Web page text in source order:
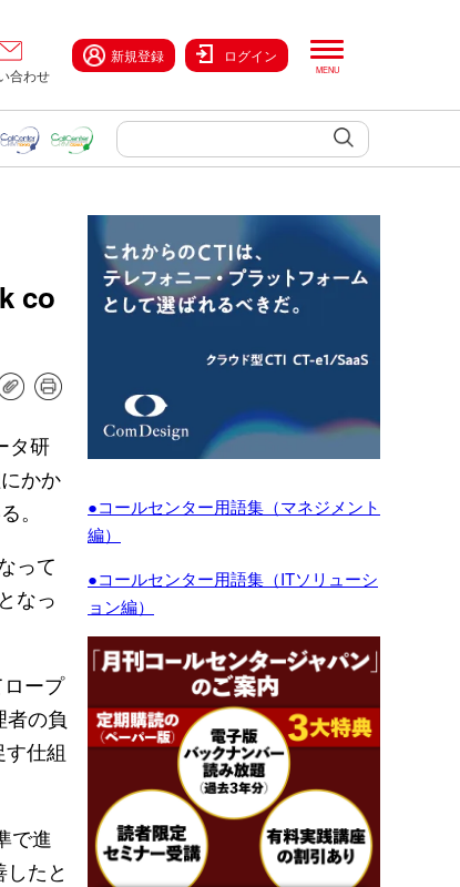
合わせ
新規登録 ログイン
co
タ研
かか
。
って
なっ
ープ
の負
仕組
で進
たと
●コールセンター用語集（マネジメント
編）
●コールセンター用語集（ITソリューシ
ョン編）